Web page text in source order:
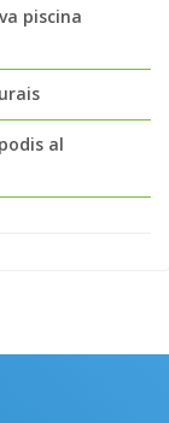
piscina
al